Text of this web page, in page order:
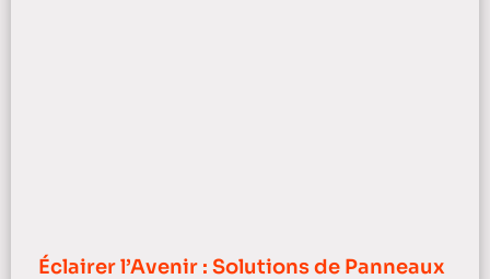
Éclairer l’Avenir : Solutions de Panneaux